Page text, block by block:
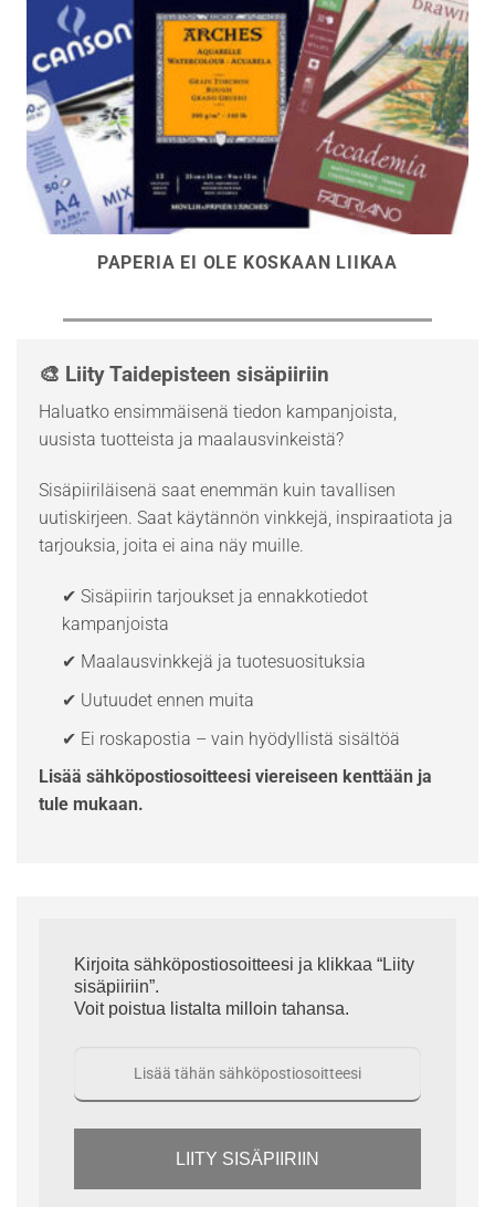
PAPERIA EI OLE KOSKAAN LIIKAA
🎨 Liity Taidepisteen sisäpiiriin
Haluatko ensimmäisenä tiedon kampanjoista,
uusista tuotteista ja maalausvinkeistä?
Sisäpiiriläisenä saat enemmän kuin tavallisen
uutiskirjeen. Saat käytännön vinkkejä, inspiraatiota ja
tarjouksia, joita ei aina näy muille.
✔ Sisäpiirin tarjoukset ja ennakkotiedot
kampanjoista
✔ Maalausvinkkejä ja tuotesuosituksia
✔ Uutuudet ennen muita
✔ Ei roskapostia – vain hyödyllistä sisältöä
Lisää sähköpostiosoitteesi viereiseen kenttään ja
tule mukaan.
Kirjoita sähköpostiosoitteesi ja klikkaa “Liity
sisäpiiriin”.
Voit poistua listalta milloin tahansa.
LIITY SISÄPIIRIIN